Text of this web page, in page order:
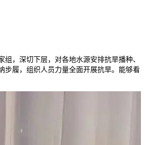
，深切下层，对各地水源安排抗旱播种、
步履，组织人员力量全面开展抗旱。能够看